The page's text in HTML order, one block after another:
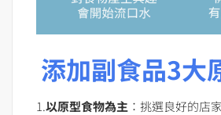
添加副食品3大
1.以原型食物為主 ：挑選良好的店